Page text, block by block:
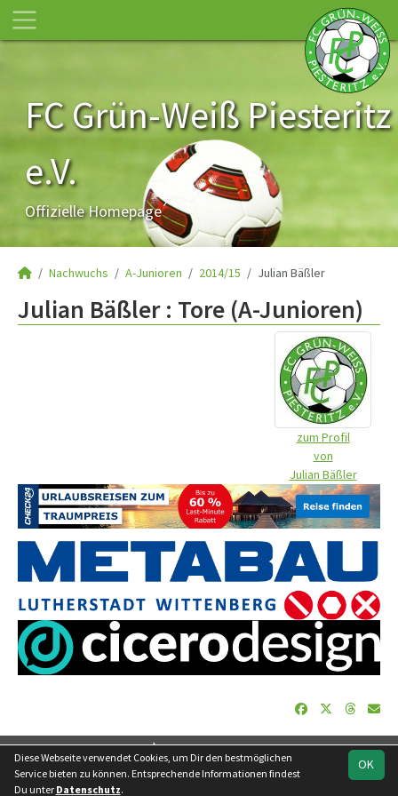
FC Grün-Weiß Piesteritz
e.V.
Offizielle Homepage
Nachwuchs A-Junioren 2014/15 Julian Bäßler
Julian Bäßler : Tore (A-Junioren)
zum Profil
von
Julian Bäßler
soccero.de
OK
Diese Webseite verwendet Cookies, um Dir den bestmöglichen
Service bieten zu können. Entsprechende Informationen findest
Du unter Datenschutz.